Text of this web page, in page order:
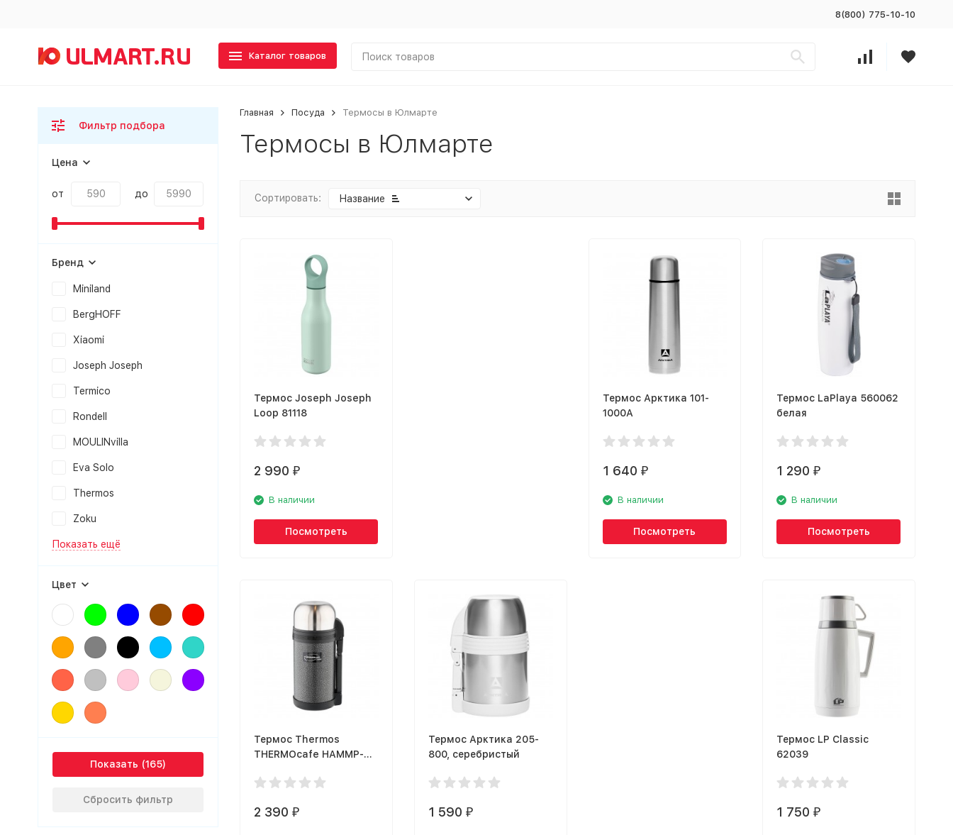
8(800) 775-10-10
Каталог товаров
Главная Посуда Термосы в Юлмарте
Термосы в Юлмарте
Сортировать: Название
Термос Joseph Joseph
Loop 81118
2 990 ₽
В наличии
Посмотреть
Термос Арктика 101-
1000А
1 640 ₽
В наличии
Посмотреть
Термос LaPlaya 560062
белая
1 290₽
В наличии
Посмотреть
Термос Thermos
THERMOcafe HAMMP-
2 390 ₽
Термос Арктика 205-
800, серебристый
1 590 ₽
Термос LP Classic
62039
1 750₽
Фильтр подбора
Цена
от до
Бренд
Miniland
BergHOFF
Xiaomi
Joseph Joseph
Termico
Rondell
MOULINvilla
Eva Solo
Thermos
Zoku
Показать ещё
Цвет
Показать
Сбросить фильтр